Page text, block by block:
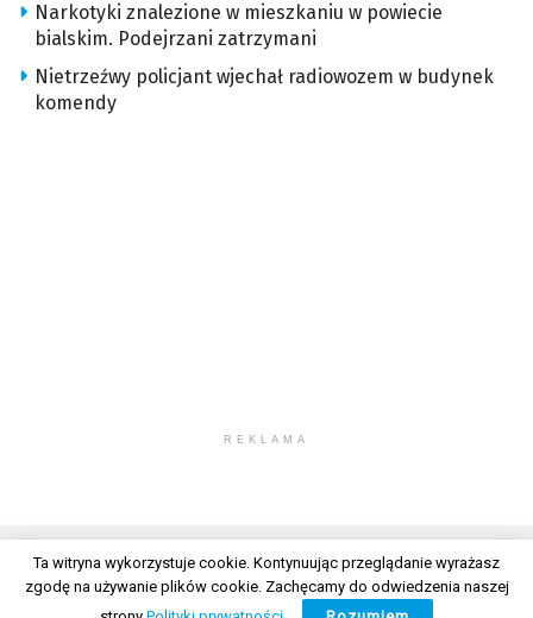
Narkotyki znalezione w mieszkaniu w powiecie
bialskim. Podejrzani zatrzymani
Nietrzeźwy policjant wjechał radiowozem w budynek
komendy
REKLAMA
© 2026 Wszelkie prawa zastrzeżone. Radio Lublin S.A. w likwidacji
Ta witryna wykorzystuje cookie. Kontynuując przeglądanie wyrażasz
zgodę na używanie plików cookie. Zachęcamy do odwiedzenia naszej